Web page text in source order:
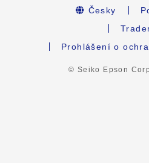
Česky
Prohlášení o
© Seiko Epson